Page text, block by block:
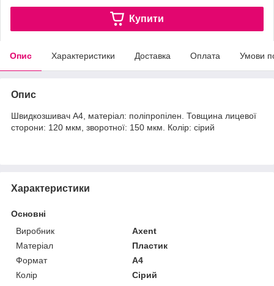
Купити
Опис Характеристики Доставка Оплата Умови
Опис
Швидкозшивач А4, матеріал: поліпропілен. Товщина лицевої
сторони: 120 мкм, зворотної: 150 мкм. Колір: сірий
Характеристики
Основні
Виробник
Axent
Матеріал
Пластик
Формат
A4
Колір
Сірий